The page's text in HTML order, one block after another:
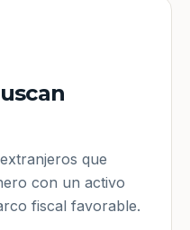
que
con un activo
fiscal favorable.